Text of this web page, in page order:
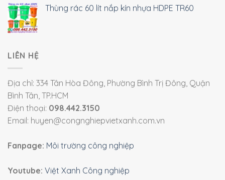
Thùng rác 60 lít nắp kín nhựa HDPE TR60
LIÊN HỆ
Địa chỉ: 334 Tân Hòa Đông, Phường Bình Trị Đông, Quận
Bình Tân, TP.HCM
Điện thoại: 098.442.3150
Email: huyen@congnghiepvietxanh.com.vn
Fanpage: Môi trường công nghiệp
Youtube: Việt Xanh Công nghiệp